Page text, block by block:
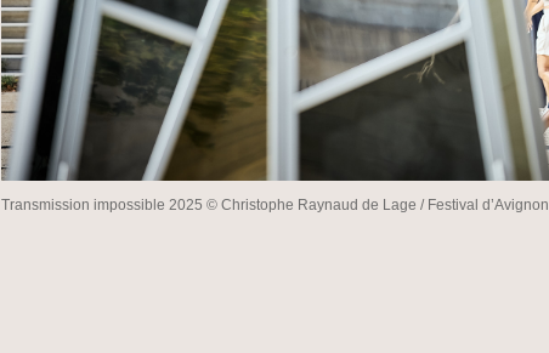
Transmission impossible 2025 © Christophe Raynaud de Lage / Festival d’Avignon